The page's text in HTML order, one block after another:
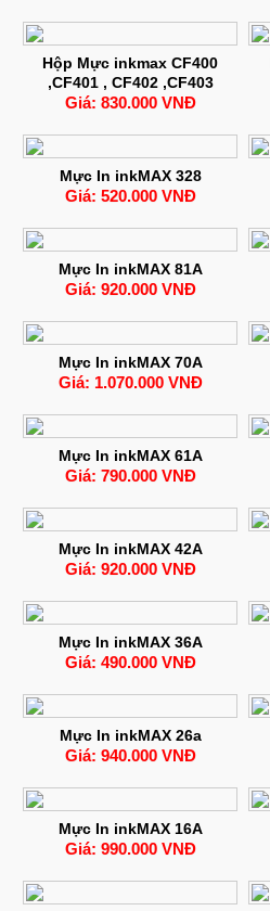
Hộp Mực inkmax CF400
,CF401 , CF402 ,CF403
Giá: 830.000 VNĐ
Mực In inkMAX 328
Giá: 520.000 VNĐ
Mực In inkMAX 81A
Giá: 920.000 VNĐ
Mực In inkMAX 70A
Giá: 1.070.000 VNĐ
Mực In inkMAX 61A
Giá: 790.000 VNĐ
Mực In inkMAX 42A
Giá: 920.000 VNĐ
Mực In inkMAX 36A
Giá: 490.000 VNĐ
Mực In inkMAX 26a
Giá: 940.000 VNĐ
Mực In inkMAX 16A
Giá: 990.000 VNĐ